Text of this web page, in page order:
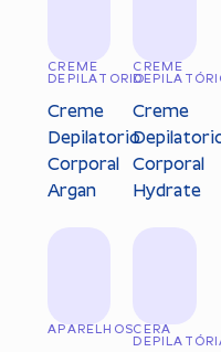
CREME
DEPILATORIO
Creme
Depilatorio
Corporal
Argan
CREME
Creme
Corporal
Hydrate
APARELHOSCERA